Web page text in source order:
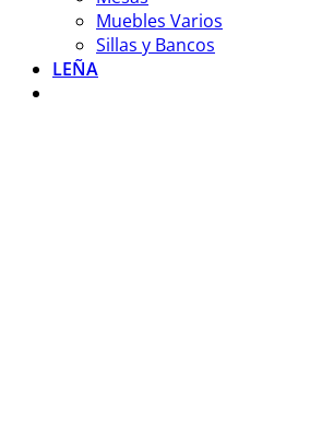
Muebles Varios
Sillas y Bancos
LEÑA